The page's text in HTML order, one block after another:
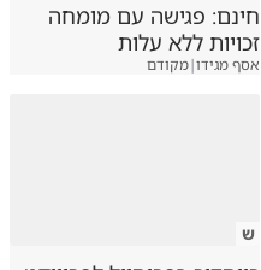
חינם: פגישה עם מומחה
זכויות ללא עלות
אסף מגידו|מקודם
ש